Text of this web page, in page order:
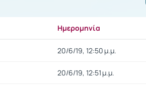
Ημερομηνία
20/6/19, 12:50 μ.μ.
20/6/19, 12:51 μ.μ.